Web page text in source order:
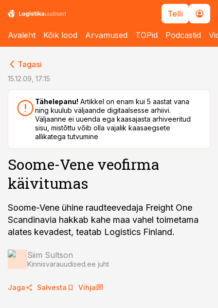
Telli
Avaleht Kõik lood Arvamused TOPid Podcastid
Tagasi
15.12.09, 17:15
Tähelepanu! Artikkel on enam kui 5 aastat vana
ning kuulub väljaande digitaalsesse arhiivi.
Väljaanne ei uuenda ega kaasajasta arhiveeritud
sisu, mistõttu võib olla vajalik kaasaegsete
allikatega tutvumine
Soome-Vene veofirma
käivitumas
Soome-Vene ühine raudteevedaja Freight One
Scandinavia hakkab kahe maa vahel toimetama
alates kevadest, teatab Logistics Finland.
Siim Sultson
Kinnisvarauudised.ee juht
Jaga Salvesta Vihja